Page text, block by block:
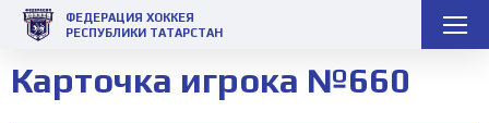
ФЕДЕРАЦИЯ ХОККЕЯ
РЕСПУБЛИКИ ТАТАРСТАН
Карточка игрока №660